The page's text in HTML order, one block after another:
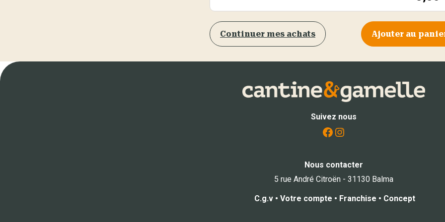
Continuer mes achats Ajouter au
Suivez nous
Facebook
Instagram
Nous contacter
5 rue André Citroën - 31130 Balma
C.g.v • Votre compte • Franchise • Concept